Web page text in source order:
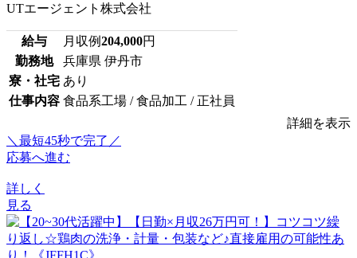
UTエージェント株式会社
給与 月収例204,000円
勤務地
兵庫県 伊丹市
寮・社宅 あり
仕事内容 食品系工場 / 食品加工 / 正社員
詳細を表示
＼最短45秒で完了／
応募へ進む
詳しく
見る